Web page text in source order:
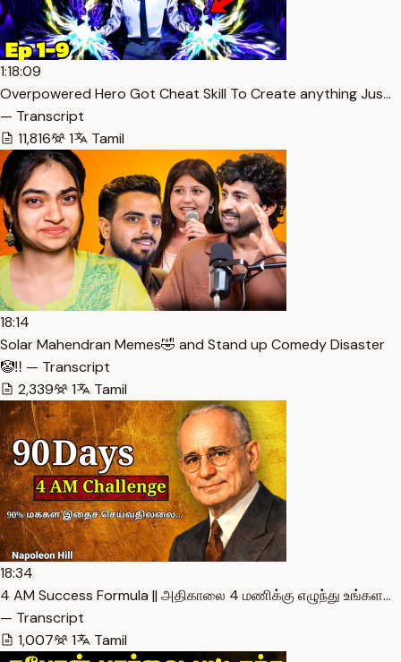
1:18:09
Overpowered Hero Got Cheat Skill To Create anything Jus…
— Transcript
11,816
1 Tamil
18:14
Solar Mahendran Memes🤣 and Stand up Comedy Disaster
🤡‼️ — Transcript
2,339
1 Tamil
18:34
4 AM Success Formula || அதிகாலை 4 மணிக்கு எழுந்து உங்கள…
— Transcript
1,007
1 Tamil